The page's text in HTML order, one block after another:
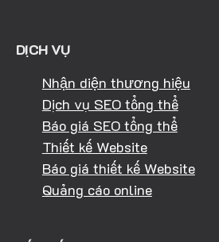
DỊCH VỤ
Nhận diện thương hiệu
Dịch vụ SEO tổng thể
Báo giá SEO tổng thể
Thiết kế Website
Báo giá thiết kế Website
Quảng cáo online